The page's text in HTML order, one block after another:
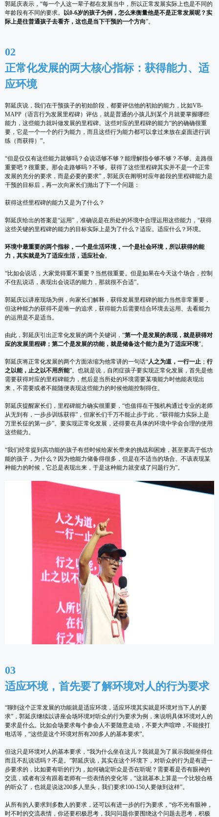
郭延庆表示，“每一个人这一辈子都在发展当中，所以正常发展实际上也是不同的
年龄段有不同的要求。 以0-6岁的孩子为例，怎么来衡量他是不是正常发展呢？实
际上是往普通孩子去看齐，这也是当下干预的一个方向”。
02
正常化发展的两大核心指标：获得能力、适
应环境
郭延庆说，我们在干预孩子的初始阶段，都要评估他的初始的能力，比如VB-
MAPP（语言行为发展里程碑）评估，就是普通的小孩儿到某个月就要掌握哪些
能力，这些能力就叫做发展的里程碑。这些对应的里程碑的能力“的的确确很重
要，它是一个一个的行为能力，而且这些行为能力都可以拿过来放在桌面进行训
练（而获得）”。
“但是仅仅有这些能力就够吗？会说话够不够？能理解指令够不够？不够。走路很
重要吧？很重要。那会走路够吗？不够。获得了这些里程碑其实并不是一个正常
发展的充分的要求，而是必要的要求”，郭延庆在阐明对应年龄段的里程碑能力是
干预的目标后，再一次向家长们抛出了下一个问题：
获得这些里程碑的能力又是为了什么？
郭延庆给出的答案是“运用”，准确说是在所处的环境中合理运用这些能力，“获得
这些关键的里程碑的能力的目标实际上是为了什么？适应。适应什么？环境。
环境中最重要的两个指标，一个是生活环境，一个是社会环境，所以获得的能
力，其实就是为了适应生活，适应社会。
“比如会说话，大家觉得重不重要？当然很重要。但是如果在今天这个场合，控制
不住乱说话，表现出会说话的能力，那就很不合适”。
郭延庆以讲座现场为例，向家长们解释，获得发展里程碑的能力当然非常重要，
但这种能力的获得不是唯一的追求，获得能力后需要结合环境去运用、去看能力
的运用是不是适当。
由此，郭延庆引出正常化发展的两个关键词，“第一个是发展的表现，就是获得对
应的发展里程碑；第二个是发展的功能，就是储备这个能力是为了适应环境”。
郭延庆将正常化发展的两个方面浓缩为他常讲的一句话“人之为道，一行一止 ； 行
之以能，止之以不用所能”。也就是说，自闭症孩子要实现正常化发展，首先是他
需要获得对应的里程碑能力，然后是当所处的环境需要某项能力时他能表现出
来，不需要或者不能随便表现这些能力的时候他能控制得住。
郭延庆提醒家长们，里程碑能力确实很重要，“也值得在干预机构通过专业的老师
从无到有，一步步训练获得”，但家长们千万不能止步于此，“获得能力实际上是
万里长征的第一步”。要实现正常化发展，还得要在具体的环境中学会合理的使用
这些能力。
“我们经常提到高功能的孩子有些时候给家长带来的挑战和困难，甚至要高于低功
能的孩子，为什么？因为他能力储备得很多，但是在不适当的场合、不该表现某
种能力的时候，它总是表现出来，于是这种能力就变成了问题行为”。
03
适应环境，首先要了解环境对人的行为要求
“聊到这个正常发展的功能就是适应环境，适应环境其实就是环境对当下人的要
求”，郭延庆继续以讲座会场环境对听众的行为要求为例，来说明具体环境对人的
要求是什么。比如会场要求每个参会人不要随意走动，不要大声喧哗，不能接打
电话等，“这些是这个环境对所有200多人的基本要求”。
但这只是环境对人的基本要求，“我为什么坐在这儿？我就是为了展示我能坐得住
而且不乱说话吗？不是。”郭延庆说，其实在这个环境下，对听众的行为是有进一
步要求的，比如要有听的行为，如何确定听众是否在听呢？需要看是否有眼神的
交流，或者有没有跟着老师有一些表情的变化等，“这就基本上算是一个比较合格
的听众了，也就是说这200多人里头，我们要求100-150人要做到这样”。
从所有的人要求到多数人的要求，还可以有进一步的行为要求，“你不光有眼神，
时不时的交流表情，你还要积极思考，我问问题你要围绕这个问题去思考，积极